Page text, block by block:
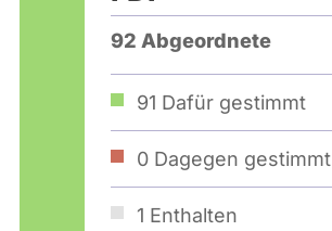
92 Abgeordnete
91 Dafür gestimmt
0 Dagegen gestimmt
1 Enthalten